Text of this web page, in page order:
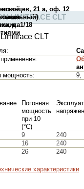
21 а, оф. 12
д. 1/18
LIMITRACE CLT
CLT
мощность:
9,
Погонная
мощность
при 10
(°С)
9
240
16
240
26 240
характеристики